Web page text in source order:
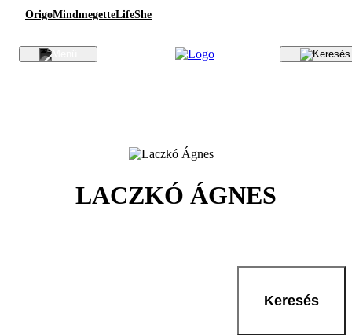
OrigoMindmegetteLifeShe
LACZKÓ ÁGNES
Keresés